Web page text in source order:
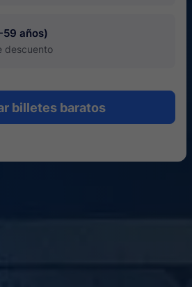
59 años)
descuento
billetes baratos